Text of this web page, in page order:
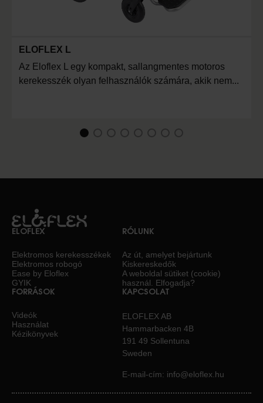
ELOFLEX L
Az Eloflex L egy kompakt, sallangmentes motoros
kerekesszék olyan felhasználók számára, akik nem...
1
Current Item
ELOFLEX
Elektromos kerekesszékek
Elektromos robogó
Ease by Eloflex
GYIK
RÓLUNK
Az út, amelyet bejártunk
Kiskereskedők
A weboldal sütiket (cookie)
használ. Elfogadja?
FORRÁSOK
Videók
Használat
Kézikönyvek
KAPCSOLAT
ELOFLEX AB
Hammarbacken 4B
191 49 Sollentuna
Sweden
E-mail-cím: info@eloflex.hu